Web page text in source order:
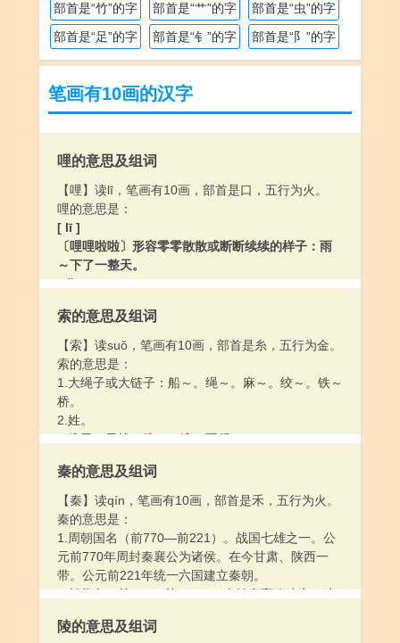
部首是“竹”的字
部首是“艹”的字
部首是“虫”的字
部首是“足”的字
部首是“钅”的字 部首是“阝”的字
笔画有10画的汉字
哩的意思及组词
【哩】读lī，笔画有10画，部首是口，五行为火。
哩的意思是：
[ lī ]
〔哩哩啦啦〕形容零零散散或断断续续的样子：雨
～下了一整天。
[ lǐ ]
月中国文字改革委员会、国家标准计量局通知，淘
汰“哩”，改用“英里”。
[ li ]
〈方〉助词。相当于“呢（ne）”“啦（la）”。
索的意思及组词
【索】读suǒ，笔画有10画，部首是糸，五行为金。
索的意思是：
1.大绳子或大链子：船～。绳～。麻～。绞～。铁～
桥。
2.姓。
3.搜寻；寻找：搜～。遍～不得。
5.孤单：离群～居。
6.寂寞；没有意味：～然。
秦的意思及组词
【秦】读qín，笔画有10画，部首是禾，五行为火。
秦的意思是：
1.周朝国名（前770—前221）。战国七雄之一。公
元前770年周封秦襄公为诸侯。在今甘肃、陕西一
带。公元前221年统一六国建立秦朝。
2.朝代名（前221—前206）。秦始皇嬴政建立。建
朝。公元前209年陈胜、吴广起义，公元前206年为
陵的意思及组词